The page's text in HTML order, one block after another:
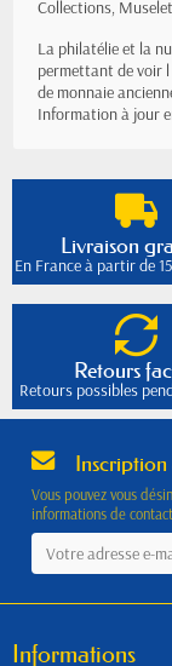
Collections,
La philatélie et la
permettant de voir
de monnaie
Information à jour
Livraison
En France à partir de
Retours
Retours possibles
Inscription
Vous pouvez vous
informations de
Informations